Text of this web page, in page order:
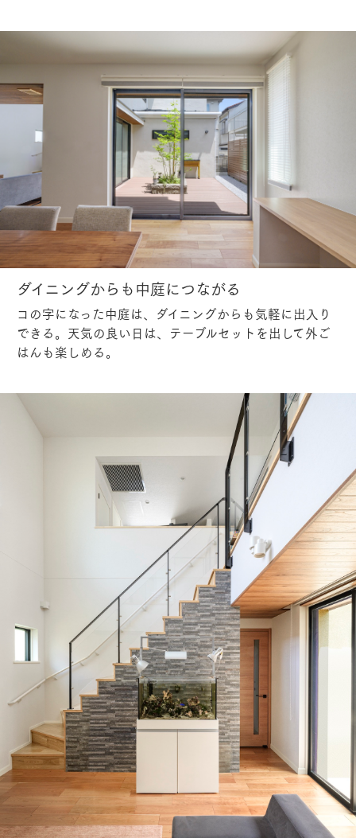
ダイニングからも中庭につながる
コの字になった中庭は、ダイニングからも気軽に出入り
できる。天気の良い日は、テーブルセットを出して外ご
はんも楽しめる。